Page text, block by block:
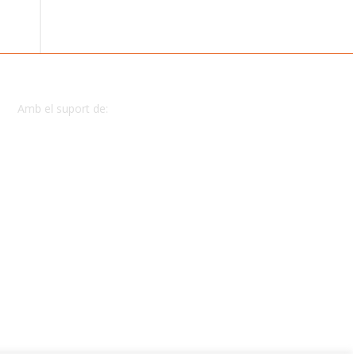
Amb el suport de: